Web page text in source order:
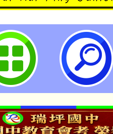
「第八屆實驗教
中學